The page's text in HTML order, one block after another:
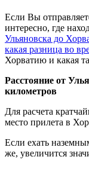
Если Вы
интересно, где
Ульяновска до
какая разница во
Хорватию и какая
Расстояние от
километров
Для расчета
место прилета в
Если ехать
же, увеличится